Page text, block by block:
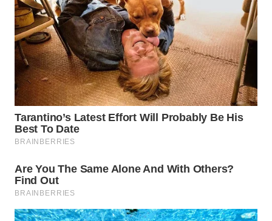
WN
PRIANGAN
TIMUR
WN
SEMARANG
SOLO
BOROBUDUR
MADURA